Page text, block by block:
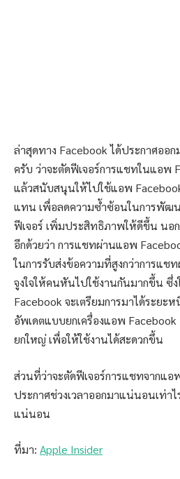
ล่าสุดทาง Facebook ได้ประกาศออ
ครับ ว่าจะตัดฟีเจอร์การแชทในแอพ
แล้วสนับสนุนให้ไปใช้แอพ
แทน เพื่อลดความซ้ำซ้อนในการพัฒน
ฟีเจอร์ เพิ่มประสิทธิภาพให้ดีขึ้น นอก
อีกด้วยว่า การแชทผ่านแอพ
ในการรับส่งข้อความที่สูงกว่าการแช
จูงใจให้คนหันไปใช้งานกันมากขึ้น ซึ่ง
Facebook จะเตรียมการมาได้ระยะห
อัพเดตแบบยกเครื่องแอพ
ยกใหญ่ เพื่อให้ใช้งานได้สะดวกขึ้น
ส่วนที่ว่าจะตัดฟีเจอร์การแชทจากแอ
ประกาศช่วงเวลาออกมาแน่นอนเท่า
แน่นอน
ที่มา: Apple Insider